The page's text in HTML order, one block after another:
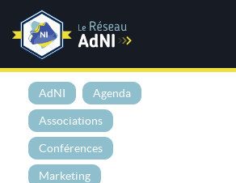
AdNI Agenda
Associations
Conférences
Marketing